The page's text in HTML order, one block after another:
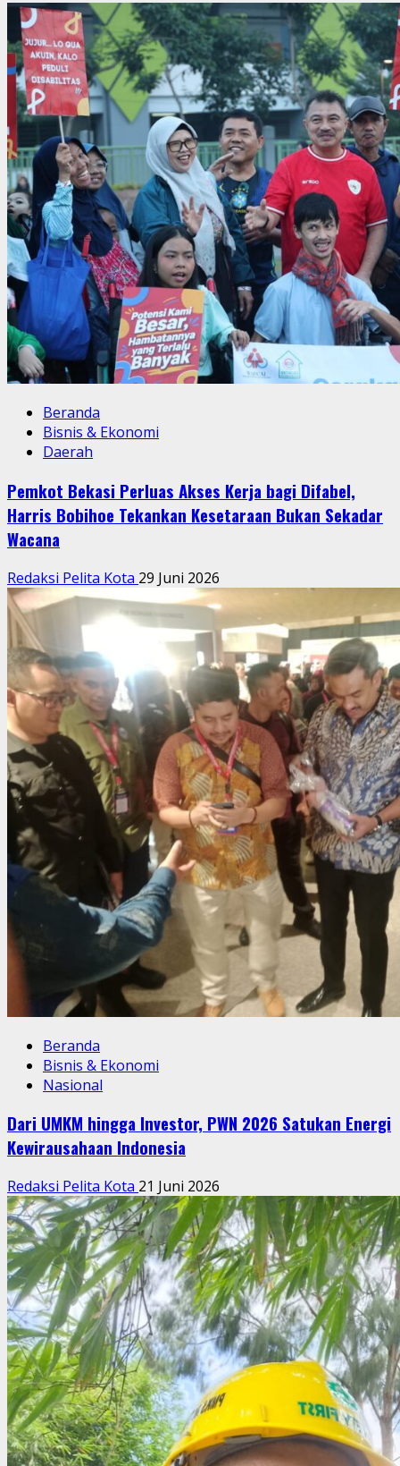
Beranda
Bisnis & Ekonomi
Daerah
Pemkot Bekasi Perluas Akses Kerja bagi Difabel,
Harris Bobihoe Tekankan Kesetaraan Bukan Sekadar
Wacana
Redaksi Pelita Kota 29 Juni 2026
Beranda
Bisnis & Ekonomi
Nasional
Dari UMKM hingga Investor, PWN 2026 Satukan Energi
Kewirausahaan Indonesia
Redaksi Pelita Kota 21 Juni 2026